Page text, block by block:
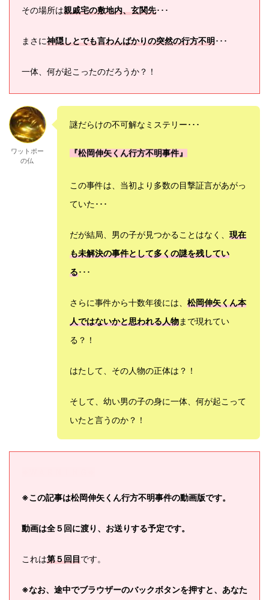
その場所は親戚宅の敷地内、玄関先･･･
まさに神隠しとでも言わんばかりの突然の行方不明･･･
一体、何が起こったのだろうか？！
ワットポー
の仏
謎だらけの不可解なミステリー･･･
『松岡伸矢くん行方不明事件』
この事件は、当初より多数の目撃証言があがっ
ていた･･･
だが結局、男の子が見つかることはなく、 現在
も未解決の事件として多くの謎を残してい
る･･･
さらに事件から十数年後には、 松岡伸矢くん本
人ではないかと思われる人物まで現れてい
る？！
はたして、その人物の正体は？！
そして、幼い男の子の身に一体、何が起こって
いたと言うのか？！
※この記事は松岡伸矢くん行方不明事件の動画版です。
動画は全５回に渡り、お送りする予定です。
これは第５回目です。
※なお、途中でブラウザーのバックボタンを押すと、あなた